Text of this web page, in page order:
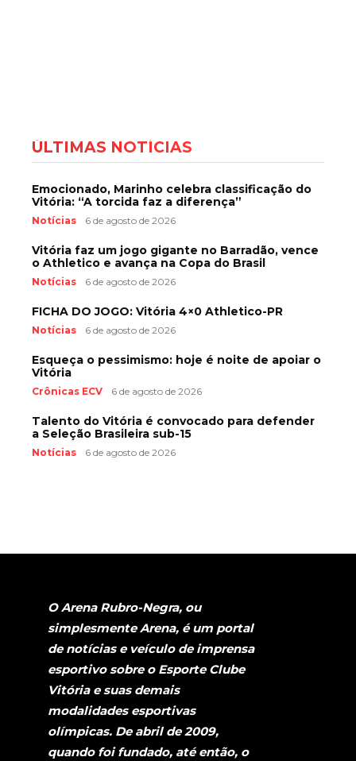
ÚLTIMAS NOTÍCIAS
Emocionado, Marinho celebra classificação do
Vitória: “A torcida faz a diferença”
Notícias 6 de agosto de 2026
Vitória faz um jogo gigante no Barradão, vence
o Athletico e avança na Copa do Brasil
Notícias 6 de agosto de 2026
FICHA DO JOGO: Vitória 4×0 Athletico-PR
Notícias 6 de agosto de 2026
Esqueça o pessimismo: hoje é noite de apoiar o
Vitória
Crônicas ECV 6 de agosto de 2026
Talento do Vitória é convocado para defender
a Seleção Brasileira sub-15
Notícias 6 de agosto de 2026
O Arena Rubro-Negra, ou
simplesmente Arena, é um portal
de notícias e veículo de imprensa
esportivo sobre o Esporte Clube
Vitória e suas demais
modalidades esportivas
olímpicas. De abril de 2009,
quando foi fundado, até então, o